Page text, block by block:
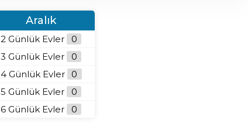
Aralık
2 Günlük Evler
0
3 Günlük Evler
0
4 Günlük Evler
0
5 Günlük Evler
0
6 Günlük Evler
0